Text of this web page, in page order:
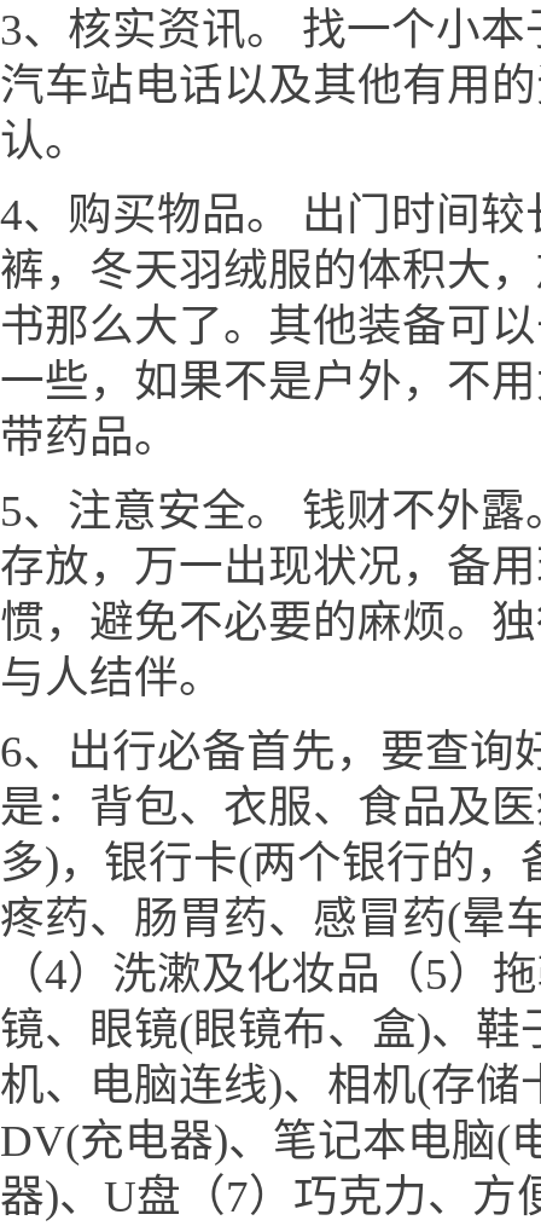
3、核实资讯。 找一个小
汽车站电话以及其他有用
认。
4、购买物品。 出门时间
裤，冬天羽绒服的体积大
书那么大了。其他装备可
一些，如果不是户外，不
带药品。
5、注意安全。 钱财不外
存放，万一出现状况，备
惯，避免不必要的麻烦。
与人结伴。
6、出行必备首先，要查询
是：背包、衣服、食品及
多)，银行卡(两个银行的
疼药、肠胃药、感冒药(晕
（4）洗漱及化妆品（5）
镜、眼镜(眼镜布、盒)、
机、电脑连线)、相机(存
DV(充电器)、笔记本电脑(
器)、U盘（7）巧克力、方